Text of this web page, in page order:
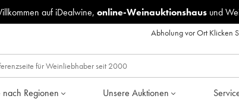
auf iDealwine, online-Weinauktionshausund
Abholung vor Ort Klicken
Regionen Unsere Auktionen